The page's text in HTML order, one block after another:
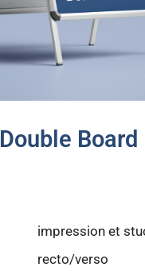
Double Board
impression et
recto/verso